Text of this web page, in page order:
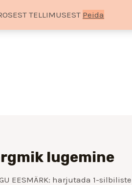
TELLIMUSEST Peida
lugemine
EESMÄRK: harjutada 1-